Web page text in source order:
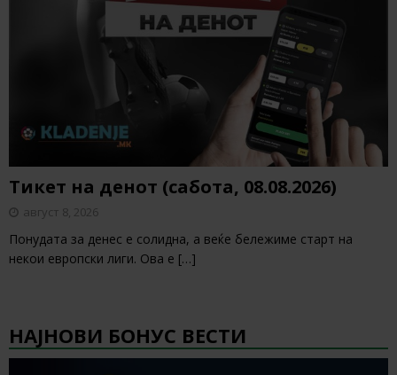
Тикет на денот (сабота, 08.08.2026)
август 8, 2026
Понудата за денес е солидна, а веќе бележиме старт на
некои европски лиги. Ова е […]
НАЈНОВИ БОНУС ВЕСТИ